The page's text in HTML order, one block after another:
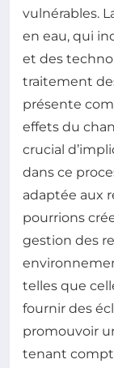
vulnérables.
en eau, qui
et des
traitement
présente
effets du
crucial
dans ce
adaptée aux
pourrions
gestion des
telles que
fournir des
promouvoir
tenant